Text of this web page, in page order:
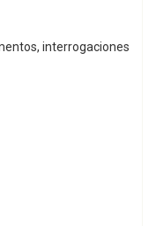
interrogaciones